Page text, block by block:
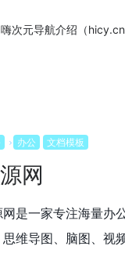
嗨次元导航介绍（hicy.cn
办公 文档模板
网
网是一家专注海量办
思维导图、脑图、视